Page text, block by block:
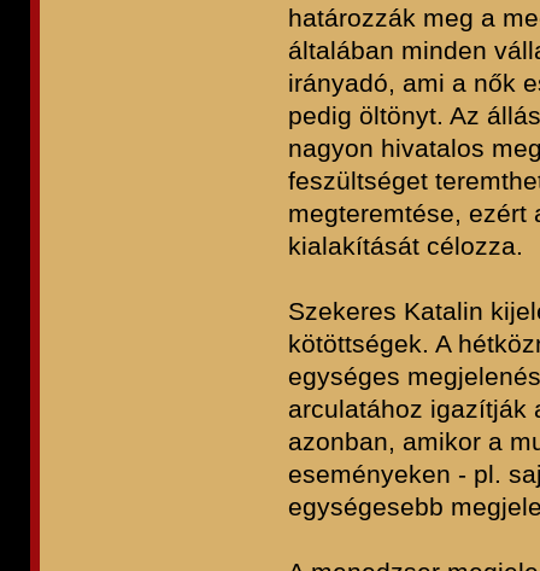
határozzák meg a
általában minden
irányadó, ami a nők
pedig öltönyt. Az
nagyon hivatalos
feszültséget
megteremtése, ezért
kialakítását célozza.
Szekeres Katalin
kötöttségek. A
egységes
arculatához igazítják
azonban, amikor a
eseményeken - pl.
egységesebb